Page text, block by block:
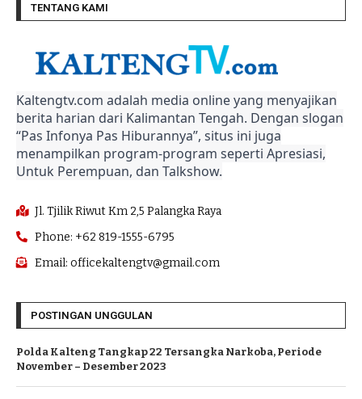
TENTANG KAMI
Kaltengtv.com adalah media online yang menyajikan
berita harian dari Kalimantan Tengah. Dengan slogan
“Pas Infonya Pas Hiburannya”, situs ini juga
menampilkan program-program seperti Apresiasi,
Untuk Perempuan, dan Talkshow.
Jl. Tjilik Riwut Km 2,5 Palangka Raya
Phone: +62 819-1555-6795
Email: officekaltengtv@gmail.com
POSTINGAN UNGGULAN
Polda Kalteng Tangkap 22 Tersangka Narkoba, Periode
November – Desember 2023